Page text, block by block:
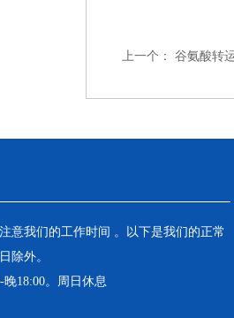
上一个： 谷氨酸转
意我们的工作时间 。以下是我们的正常
除外。
18:00。周日休息